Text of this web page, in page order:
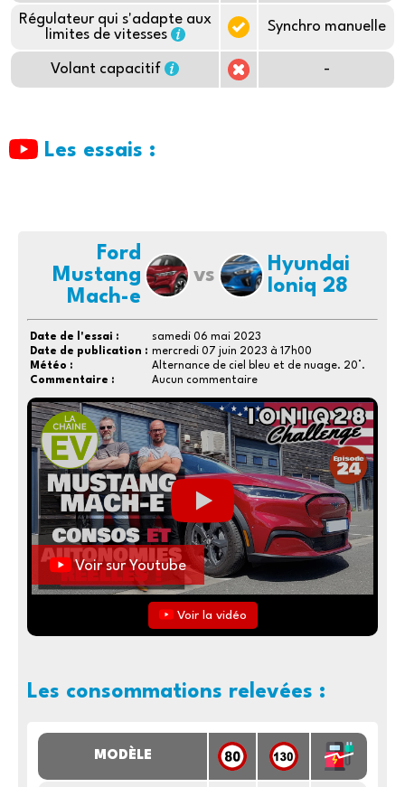
Régulateur qui s'adapte aux
limites de vitesses
Synchro manuelle
Volant capacitif -
Les essais :
Ford
Mustang
Mach-e
vs
Hyundai
Ioniq 28
Date de l'essai :
samedi 06 mai 2023
Date de publication : mercredi 07 juin 2023 à 17h00
Météo :
Alternance de ciel bleu et de nuage. 20°.
Commentaire :
Aucun commentaire
Voir sur Youtube
Voir la vidéo
Les consommations relevées :
MODÈLE